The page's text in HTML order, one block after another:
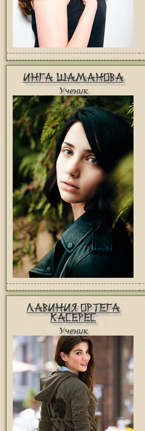
Инга Шаманова
Ученик
Лавиния Ортега
Касерес
Ученик